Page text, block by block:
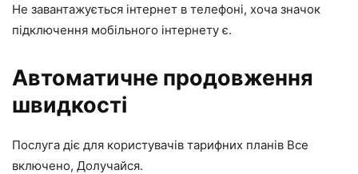
Не завантажується інтернет в телефоні, хоча значок
підключення мобільного інтернету є.
Автоматичне продовження
швидкості
Послуга діє для користувачів тарифних планів Все
включено, Долучайся.